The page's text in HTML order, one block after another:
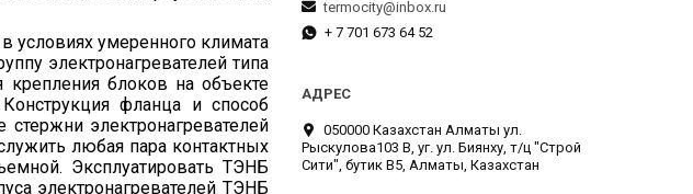
условиях умеренного климата
электронагревателей типа
блоков на объекте
фланца и способ
электронагревателей
любая пара контактных
Эксплуатировать ТЭНБ
электронагревателей ТЭНБ
termocity@inbox.ru
+ 7 701 673 64 52
050000 Казахстан Алматы ул.
Рыскулова103 В, уг. ул. Биянху, т/ц "Строй
Сити", бутик В5, Алматы, Казахстан